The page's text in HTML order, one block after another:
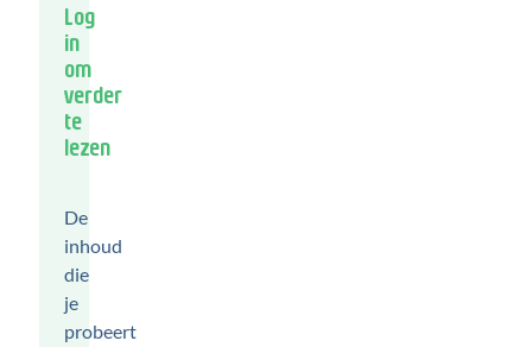
Log
in
om
verder
te
lezen
De
inhoud
die
je
probeert